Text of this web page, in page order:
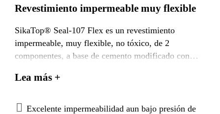
Revestimiento impermeable muy flexible
SikaTop® Seal-107 Flex es un revestimiento
impermeable, muy flexible, no tóxico, de 2
componentes, a base de cemento modificado con
Lea más +
Excelente impermeabilidad aun bajo presión de